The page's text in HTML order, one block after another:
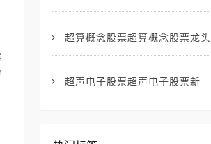
超算概念股票超算概念股票龙头
超声电子股票超声电子股票新